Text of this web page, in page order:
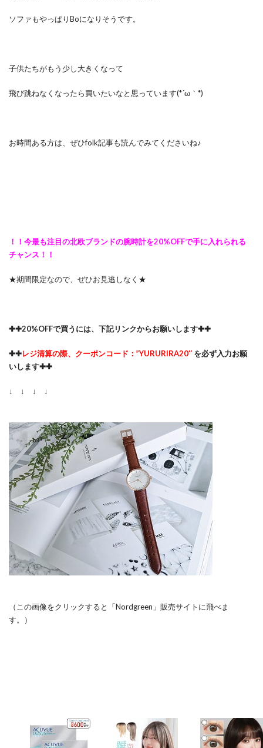
ソファもやっぱりBoになりそうです。
子供たちがもう少し大きくなって
飛び跳ねなくなったら買いたいなと思っています(*´ω｀*)
お時間ある方は、ぜひfolk記事も読んでみてくださいね♪
！！今最も注目の北欧ブランドの腕時計を20%OFFで手に入れられる
チャンス！！
★期間限定なので、ぜひお見逃しなく★
✚✚20%OFFで買うには、下記リンクからお願いします✚✚
✚✚レジ清算の際、クーポンコード：”YURURIRA20″ を必ず入力お願
いします✚✚
↓ ↓ ↓ ↓
（この画像をクリックすると「Nordgreen」販売サイトに飛べま
す。）